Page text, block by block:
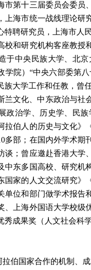
市第十三届委员会委员
上海市统一战线理论
特聘研究员，上海市人
校和研究机构客座教
于中央民族大学、北
学院）“中央六部委第
族大学工作和任教，曾
兰文化、中东政治与社
政治学、历史学、民
拉伯人的历史与文化
多部；在国内外学术期
谈；曾应邀赴香港大
中东多国高校、研究
国家的人文交流研究》
单位和部门做学术报
、上海外国语大学校
秀成果奖（人文社会科
拉伯国家合作的机制、